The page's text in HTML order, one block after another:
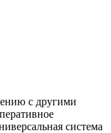
с другими
система